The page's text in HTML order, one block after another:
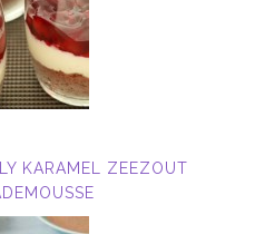
KARAMEL ZEEZOUT